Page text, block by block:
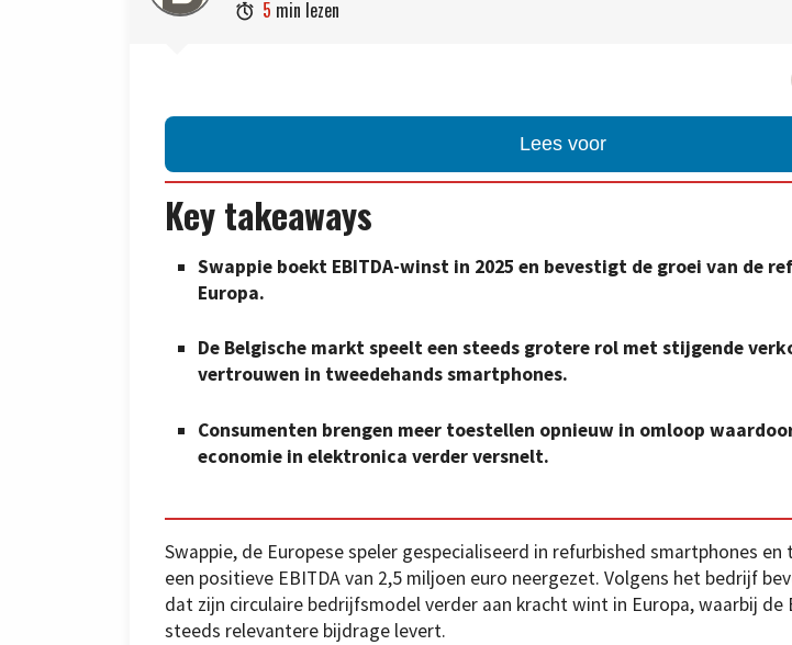
 5 min lezen
Lees voor
Key takeaways
Swappie boekt EBITDA-winst in 2025 en bevestigt de groei van de
Europa.
De Belgische markt speelt een steeds grotere rol met stijgende
vertrouwen in tweedehands smartphones.
Consumenten brengen meer toestellen opnieuw in omloop
economie in elektronica verder versnelt.
Swappie, de Europese speler gespecialiseerd in refurbished smartphones en
een positieve EBITDA van 2,5 miljoen euro neergezet. Volgens het bedrijf
dat zijn circulaire bedrijfsmodel verder aan kracht wint in Europa, waarbij de
steeds relevantere bijdrage levert.